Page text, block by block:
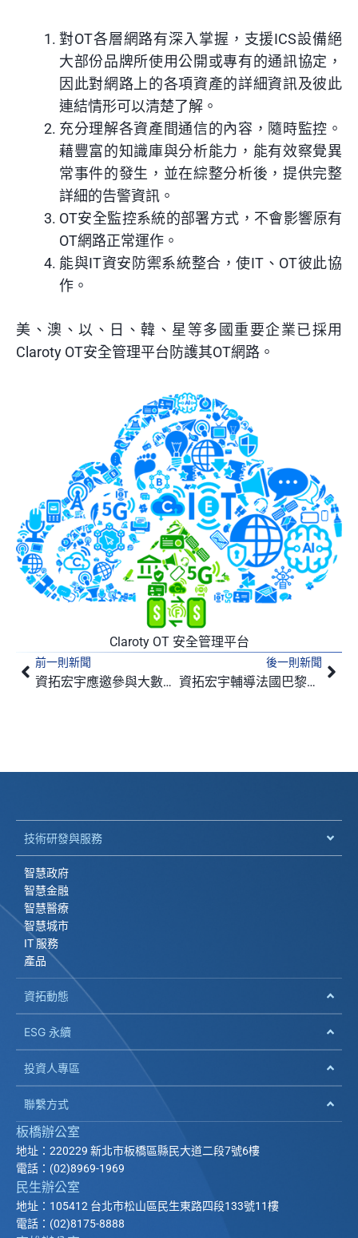
對OT各層網路有深入掌握，支援ICS設備絕
大部份品牌所使用公開或專有的通訊協定，
因此對網路上的各項資產的詳細資訊及彼此
連結情形可以清楚了解。
充分理解各資產間通信的內容，隨時監控。
藉豐富的知識庫與分析能力，能有效察覺異
常事件的發生，並在綜整分析後，提供完整
詳細的告警資訊。
OT安全監控系統的部署方式，不會影響原有
OT網路正常運作。
能與IT資安防禦系統整合，使IT、OT彼此協
作。
美、澳、以、日、韓、星等多國重要企業已採用
Claroty OT安全管理平台防護其OT網路。
Claroty OT 安全管理平台
上一頁
前一則新聞
資拓宏宇應邀參與大數據思維與警務合作論壇
後一則新聞
資拓宏宇輔導法國巴黎保險通過ISO27001認證
下
技術研發與服務
智慧政府
智慧金融
智慧醫療
智慧城市
IT 服務
產品
資拓動態
ESG 永續
投資人專區
聯繫方式
板橋辦公室
地址：220229 新北市板橋區縣民大道二段7號6樓
電話：(02)8969-1969
民生辦公室
地址：105412 台北市松山區民生東路四段133號11樓
電話：(02)8175-8888